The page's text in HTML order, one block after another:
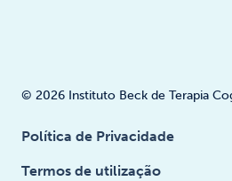
© 2026 Instituto Beck de Terapia
Política de Privacidade
Termos de utilização